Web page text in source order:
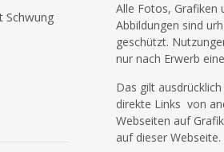
Alle Fotos, Grafiken
Abbildungen sind
geschützt.
nur nach Erwerb
Das gilt
direkte Links von
Webseiten auf
auf dieser Webseite.